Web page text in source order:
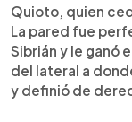
Quioto, quien
La pared fue
Sibrián y le ganó
del lateral a
y definió de